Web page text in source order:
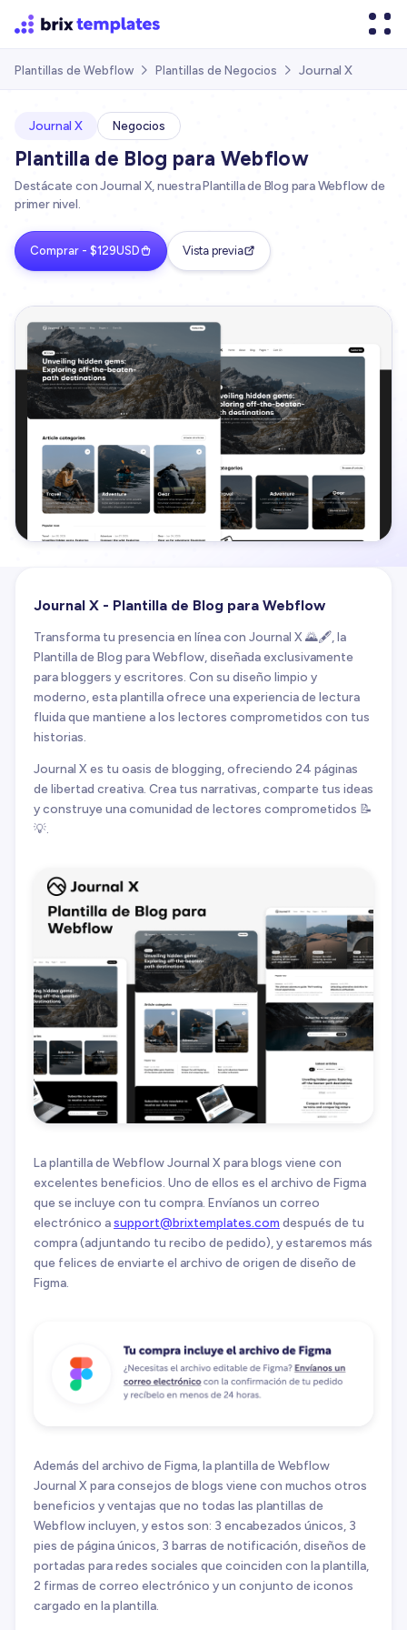
Plantillas de Webflow  Plantillas de Negocios  Journal X
Journal X Negocios
Plantilla de Blog para Webflow
Destácate con Journal X, nuestra Plantilla de Blog para Webflow de
primer nivel.
Comprar - $129USD Vista previa
Journal X - Plantilla de Blog para Webflow
Transforma tu presencia en línea con Journal X 🌄🖋️, la
Plantilla de Blog para Webflow, diseñada exclusivamente
para bloggers y escritores. Con su diseño limpio y
moderno, esta plantilla ofrece una experiencia de lectura
fluida que mantiene a los lectores comprometidos con tus
historias.
Journal X es tu oasis de blogging, ofreciendo 24 páginas
de libertad creativa. Crea tus narrativas, comparte tus ideas
y construye una comunidad de lectores comprometidos 📝
💡.
La plantilla de Webflow Journal X para blogs viene con
excelentes beneficios. Uno de ellos es el archivo de Figma
que se incluye con tu compra. Envíanos un correo
electrónico asupport@brixtemplates.com después de tu
compra (adjuntando tu recibo de pedido), y estaremos más
que felices de enviarte el archivo de origen de diseño de
Figma.
Además del archivo de Figma, la plantilla de Webflow
Journal X para consejos de blogs viene con muchos otros
beneficios y ventajas que no todas las plantillas de
Webflow incluyen, y estos son: 3 encabezados únicos, 3
pies de página únicos, 3 barras de notificación, diseños de
portadas para redes sociales que coinciden con la plantilla,
2 firmas de correo electrónico y un conjunto de iconos
cargado en la plantilla.